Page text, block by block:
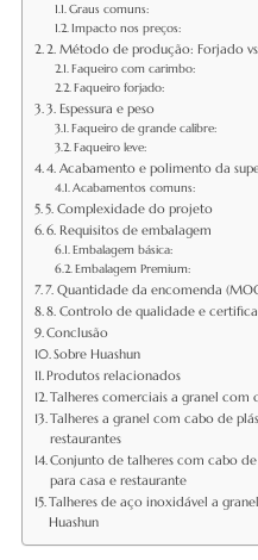
Graus comuns:
Impacto nos preços:
2. Método de produção: Forjado
Faqueiro com carimbo:
Faqueiro forjado:
3. Espessura e peso
Faqueiro de grande calibre:
Faqueiro leve:
4. Acabamento e polimento da
Acabamentos comuns:
5. Complexidade do projeto
6. Requisitos de embalagem
Embalagem básica:
Embalagem Premium:
7. Quantidade da encomenda
8. Controlo de qualidade e
Conclusão
Sobre Huashun
Produtos relacionados
Talheres comerciais a granel com
Talheres a granel com cabo de
restaurantes
Conjunto de talheres com cabo
para casa e restaurante
Talheres de aço inoxidável a
Huashun